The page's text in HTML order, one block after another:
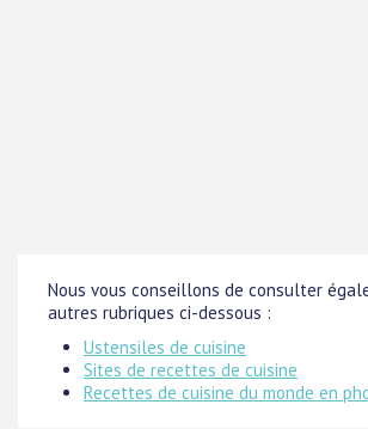
Nous vous conseillons de consulter
autres rubriques ci-dessous :
Ustensiles de cuisine
Sites de recettes de cuisine
Recettes de cuisine du monde en